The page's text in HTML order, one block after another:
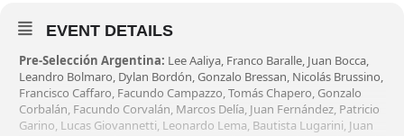
EVENT DETAILS
Pre-Selección Argentina: Lee Aaliya, Franco Baralle, Juan Bocca,
Leandro Bolmaro, Dylan Bordón, Gonzalo Bressan, Nicolás Brussino,
Francisco Caffaro, Facundo Campazzo, Tomás Chapero, Gonzalo
Corbalán, Facundo Corvalán, Marcos Delía, Juan Fernández, Patricio
Garino, Lucas Giovannetti, Leonardo Lema, Bautista Lugarini, Juan